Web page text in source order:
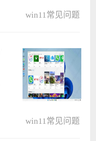
win11常见问题
win11常见问题